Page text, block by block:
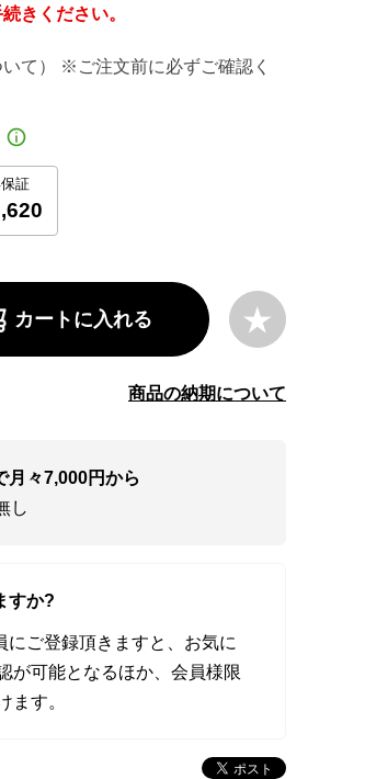
て） ※ご注文前に必ずご確認く
きください。
カートに入れる
商品の納期について
月々7,000円から
し
すか?
ご登録頂きますと、お気に
が可能となるほか、会員様限
ます。